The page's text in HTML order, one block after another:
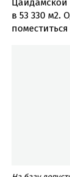
в 53 330 м2.